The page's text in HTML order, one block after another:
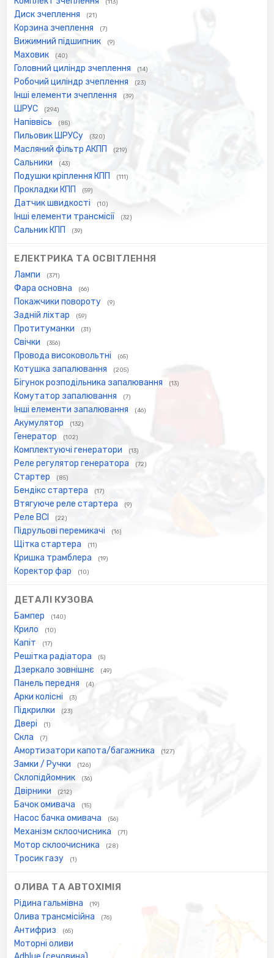
(113)
Диск зчеплення (21)
Корзина зчеплення (7)
Вижимний підшипник (9)
Маховик (40)
Головний циліндр зчеплення (14)
Робочий циліндр зчеплення (23)
Інші елементи зчеплення (39)
ШРУС (294)
Напіввісь (85)
Пильовик ШРУСу (320)
Масляний фільтр АКПП (219)
Сальники (43)
Подушки кріплення КПП (111)
Прокладки КПП (59)
Датчик швидкості (10)
Інші елементи трансмісії (32)
Сальник КПП (39)
ЕЛЕКТРИКА ТА ОСВІТЛЕННЯ
Лампи (371)
Фара основна (66)
Покажчики повороту (9)
Задній ліхтар (59)
Протитуманки (31)
Свічки (356)
Провода високовольтні (65)
Котушка запалювання (205)
Бігунок розподільника запалювання (13)
Комутатор запалювання (7)
Інші елементи запалювання (46)
Акумулятор (132)
Генератор (102)
Комплектуючі генератори (13)
Реле регулятор генератора (72)
Стартер (85)
Бендікс стартера (17)
Втягуюче реле стартера (9)
Реле ВСІ (22)
Підрульові перемикачі (16)
Щітка стартера (11)
Кришка трамблера (19)
Коректор фар (10)
ДЕТАЛІ КУЗОВА
Бампер (140)
Крило (10)
Капіт (17)
Решітка радіатора (5)
Дзеркало зовнішнє (49)
Панель передня (4)
Арки колісні (3)
Підкрилки (23)
Двері (1)
Скла (7)
Амортизатори капота/багажника (127)
Замки / Ручки (126)
Склопідйомник (36)
Двірники (212)
Бачок омивача (15)
Насос бачка омивача (56)
Механізм склоочисника (71)
Мотор склоочисника (28)
Тросик газу (1)
ОЛИВА ТА АВТОХІМІЯ
Рідина гальмівна (19)
Олива трансмісійна (76)
Антифриз (65)
Моторні оливи